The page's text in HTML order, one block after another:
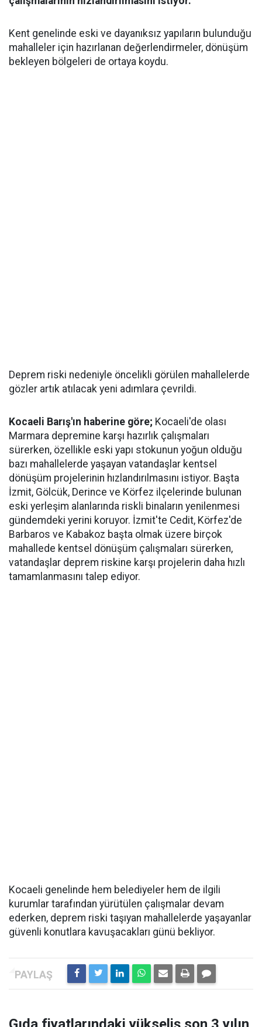
Kent genelinde eski ve dayanıksız yapıların bulunduğu
mahalleler için hazırlanan değerlendirmeler, dönüşüm
bekleyen bölgeleri de ortaya koydu.
Deprem riski nedeniyle öncelikli görülen mahallelerde
gözler artık atılacak yeni adımlara çevrildi.
Kocaeli Barış'ın haberine göre; Kocaeli'de olası
Marmara depremine karşı hazırlık çalışmaları
sürerken, özellikle eski yapı stokunun yoğun olduğu
bazı mahallelerde yaşayan vatandaşlar kentsel
dönüşüm projelerinin hızlandırılmasını istiyor. Başta
İzmit, Gölcük, Derince ve Körfez ilçelerinde bulunan
eski yerleşim alanlarında riskli binaların yenilenmesi
gündemdeki yerini koruyor. İzmit'te Cedit, Körfez'de
Barbaros ve Kabakoz başta olmak üzere birçok
mahallede kentsel dönüşüm çalışmaları sürerken,
vatandaşlar deprem riskine karşı projelerin daha hızlı
tamamlanmasını talep ediyor.
Kocaeli genelinde hem belediyeler hem de ilgili
kurumlar tarafından yürütülen çalışmalar devam
ederken, deprem riski taşıyan mahallelerde yaşayanlar
güvenli konutlara kavuşacakları günü bekliyor.